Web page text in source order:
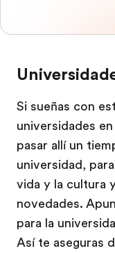
Si sueñas con
universidades
pasar allí un
universidad,
vida y la cultura
novedades.
para la
Así te aseguras